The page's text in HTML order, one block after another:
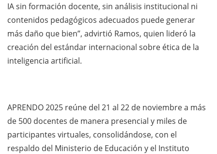
IA sin formación docente, sin análisis institucional ni
contenidos pedagógicos adecuados puede generar
más daño que bien”, advirtió Ramos, quien lideró la
creación del estándar internacional sobre ética de la
inteligencia artificial.
APRENDO 2025 reúne del 21 al 22 de noviembre a más
de 500 docentes de manera presencial y miles de
participantes virtuales, consolidándose, con el
respaldo del Ministerio de Educación y el Instituto